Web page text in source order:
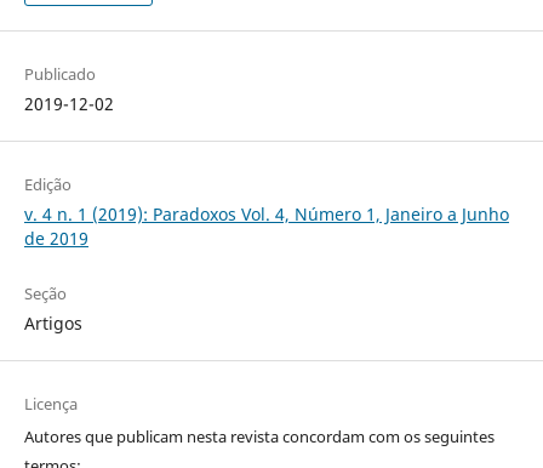
Publicado
2019-12-02
Edição
v. 4 n. 1 (2019): Paradoxos Vol. 4, Número 1, Janeiro a Junho
de 2019
Seção
Artigos
Licença
Autores que publicam nesta revista concordam com os seguintes